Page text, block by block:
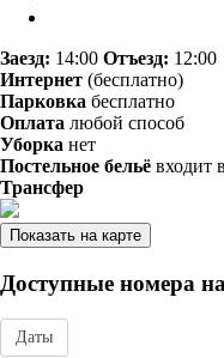
Заезд: 14:00 Отъезд: 12:00
Интернет (бесплатно)
Парковка бесплатно
Оплата любой способ
Уборка нет
Постельное бельё входит
Трансфер
Показать на карте
Доступные номера
Даты